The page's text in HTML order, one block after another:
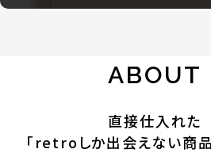
ABOUT
直接仕入れた
「retroしか出会えない商